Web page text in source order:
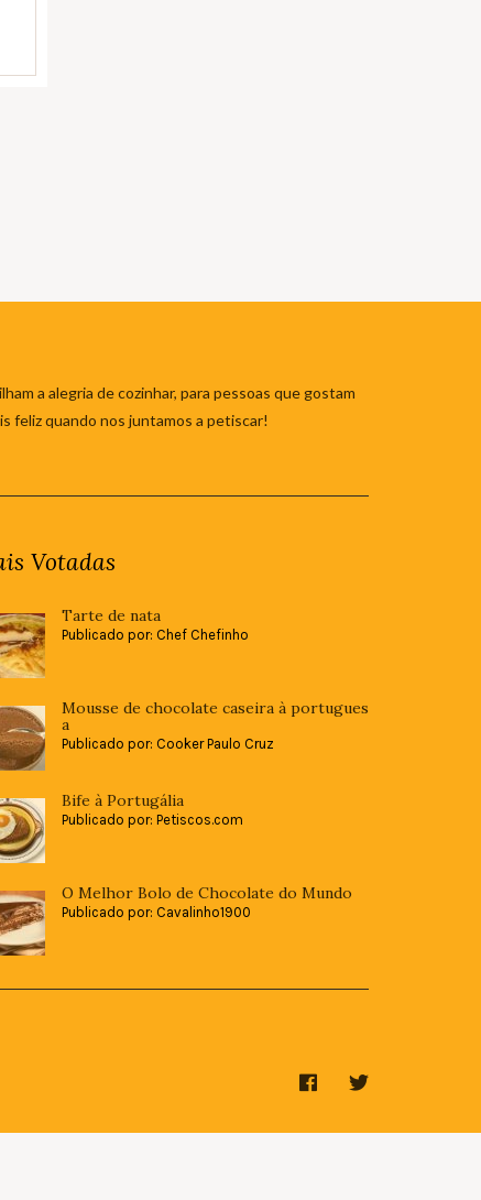
a alegria de cozinhar, para pessoas que gostam
feliz quando nos juntamos a petiscar!
Votadas
Tarte de nata
Publicado por: Chef Chefinho
Mousse de chocolate caseira à portugues
a
Publicado por: Cooker Paulo Cruz
Bife à Portugália
Publicado por: Petiscos.com
O Melhor Bolo de Chocolate do Mundo
Publicado por: Cavalinho1900